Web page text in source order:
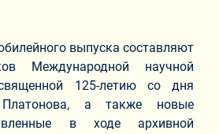
выпуска составляют
Международной научной
125-летию со дня
а также новые
в ходе архивной